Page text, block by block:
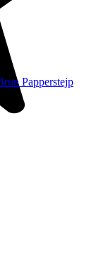
Papperstejp